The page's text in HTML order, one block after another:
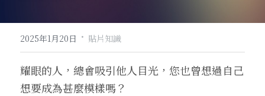
陶瓷貼片知識
立即預約
2025年1月20日 · 貼片知識
耀眼的人，總會吸引他人目光，您也曾想過自己
想要成為甚麼模樣嗎？